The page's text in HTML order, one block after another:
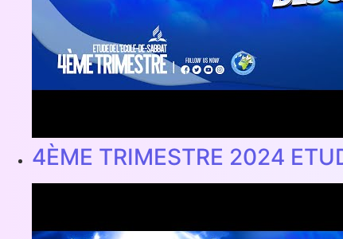
4ÈME TRIMESTRE 2024